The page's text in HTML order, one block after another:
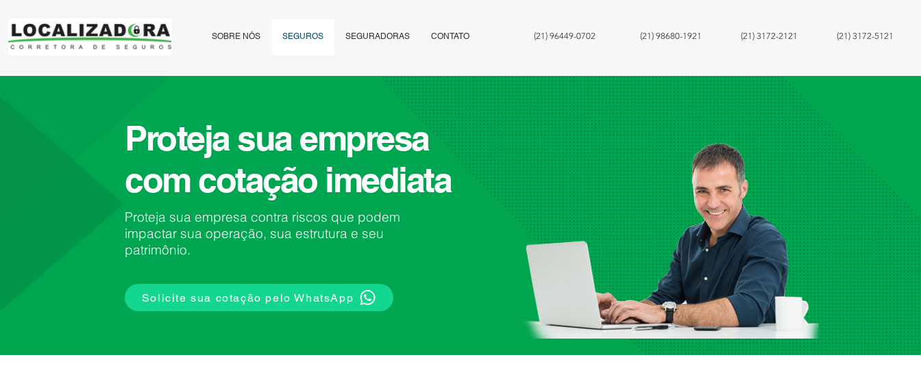
SOBRE NÓS SEGUROS SEGURADORAS CONTATO (21) 96449-0702 (21) 98680-1921 (21) 3172-2121 (21) 3172-5121
Proteja sua empresa
com cotação imediata
Proteja sua empresa contra riscos que podem
impactar sua operação, sua estrutura e seu
patrimônio.
Solicite sua cotação pelo WhatsApp